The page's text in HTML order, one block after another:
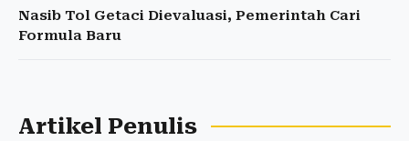
Nasib Tol Getaci Dievaluasi, Pemerintah Cari
Formula Baru
Artikel Penulis